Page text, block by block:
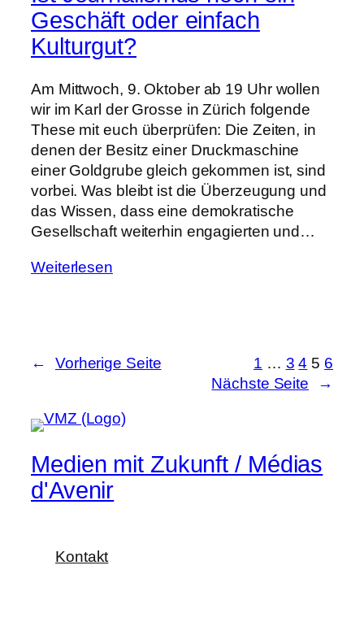
Geschäft oder einfach
Kulturgut?
Am Mittwoch, 9. Oktober ab 19 Uhr wollen
wir im Karl der Grosse in Zürich folgende
These mit euch überprüfen: Die Zeiten, in
denen der Besitz einer Druckmaschine
einer Goldgrube gleich gekommen ist, sind
vorbei. Was bleibt ist die Überzeugung und
das Wissen, dass eine demokratische
Gesellschaft weiterhin engagierten und…
Weiterlesen
← Vorherige Seite 1 … 3 4 5 6
Nächste Seite
→
Medien mit Zukunft / Médias
d'Avenir
Kontakt